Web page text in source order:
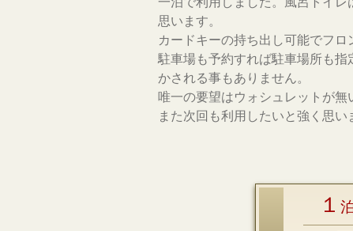
思います。
カードキーの持ち出し可能でフロ
駐車場も予約すれば駐車場所も
かされる事もありません。
唯一の要望はウォシュレットが無
また次回も利用したいと強く思い
１